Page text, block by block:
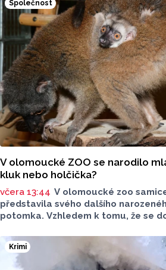
44,84 koruny. Podle údajů
sleduje, je benzin v současnosti o
před rokem, za naftu tehdy
koruny méně.
Společnost
V olomoucké ZOO se narodilo
kluk nebo holčička?
včera 13:44 V olomoucké zoo
představila svého dalšího
potomka. Vzhledem k tomu, že se
hnědé, případně hnědošedé, zato
zbarvením hlavy.
Krimi